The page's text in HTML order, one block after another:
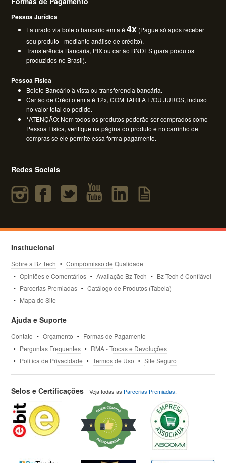
Pessoa Jurídica
Faturado via boleto bancário em até4x (Pague só após receber
seu produto - mediante análise de crédito).
Transferência Bancária, PIX ou cartão BNDES (para produtos
produzidos no Brasil).
Pessoa Física
Boleto Bancário à vista ou transferencia bancária.
Cartão de Crédito em até 12x, COM TARIFA E/OU JUROS, incluso
no valor total do pedido.
*ATENÇÃO: Nem todos os produtos poderão ser comprados como
Pessoa Física, verifique na página do produto e no carrinho de
compras se ele permite essa forma pagamento.
Redes Sociais
Institucional
Sobre a Bz Tech
Compromisso de Qualidade
Opiniões e Comentários
Avaliação Bz Tech
Bz Tech é Confiável
Parcerias Premiadas
Catálogo de Produtos (Tabela)
Mapa do Site
Ajuda e Suporte
Contato Orçamento
Formas de Pagamento
Perguntas Frequentes
RMA - Trocas e Devoluções
Política de Privacidade
Termos de Uso Site Seguro
Selos e Certificações- Veja todas as Parcerias Premiadas.